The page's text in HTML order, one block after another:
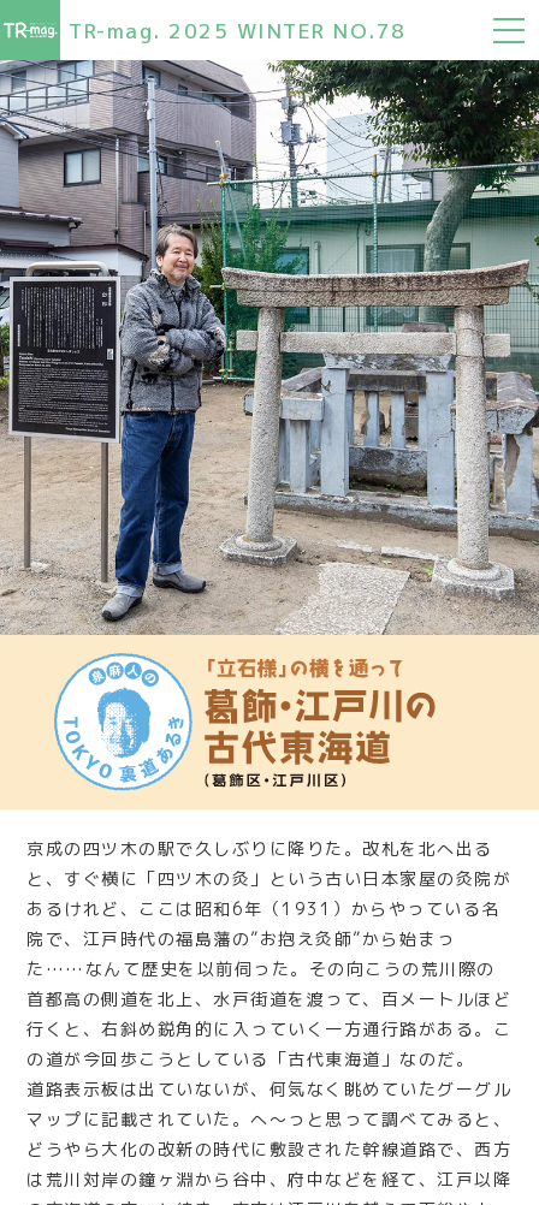
TR-mag. 2025 WINTER NO.78
京成の四ツ木の駅で久しぶりに降りた。改札を北へ出る
と、すぐ横に「四ツ木の灸」という古い日本家屋の灸院が
あるけれど、ここは昭和6年（1931）からやっている名
院で、江戸時代の福島藩の”お抱え灸師”から始まっ
た……なんて歴史を以前伺った。その向こうの荒川際の
首都高の側道を北上、水戸街道を渡って、百メートルほど
行くと、右斜め鋭角的に入っていく一方通行路がある。こ
の道が今回歩こうとしている「古代東海道」なのだ。
道路表示板は出ていないが、何気なく眺めていたグーグル
マップに記載されていた。へ〜っと思って調べてみると、
どうやら大化の改新の時代に敷設された幹線道路で、西方
は荒川対岸の鐘ヶ淵から谷中、府中などを経て、江戸以降